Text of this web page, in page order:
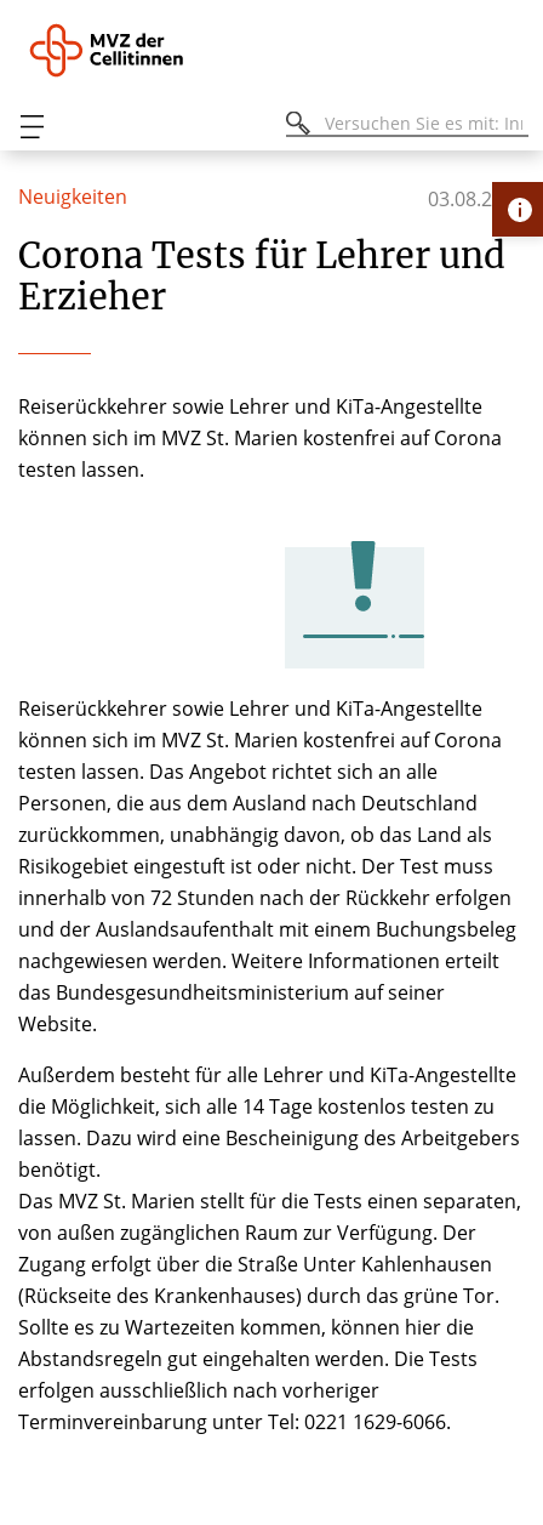
Neuigkeiten 03.08.2020
Corona Tests für Lehrer und
Erzieher
Reiserückkehrer sowie Lehrer und KiTa-Angestellte
können sich im MVZ St. Marien kostenfrei auf Corona
testen lassen.
Reiserückkehrer sowie Lehrer und KiTa-Angestellte
können sich im MVZ St. Marien kostenfrei auf Corona
testen lassen. Das Angebot richtet sich an alle
Personen, die aus dem Ausland nach Deutschland
zurückkommen, unabhängig davon, ob das Land als
Risikogebiet eingestuft ist oder nicht. Der Test muss
innerhalb von 72 Stunden nach der Rückkehr erfolgen
und der Auslandsaufenthalt mit einem Buchungsbeleg
nachgewiesen werden. Weitere Informationen erteilt
das Bundesgesundheitsministerium auf seiner
Website.
Außerdem besteht für alle Lehrer und KiTa-Angestellte
die Möglichkeit, sich alle 14 Tage kostenlos testen zu
lassen. Dazu wird eine Bescheinigung des Arbeitgebers
benötigt.
Das MVZ St. Marien stellt für die Tests einen separaten,
von außen zugänglichen Raum zur Verfügung. Der
Zugang erfolgt über die Straße Unter Kahlenhausen
(Rückseite des Krankenhauses) durch das grüne Tor.
Sollte es zu Wartezeiten kommen, können hier die
Abstandsregeln gut eingehalten werden. Die Tests
erfolgen ausschließlich nach vorheriger
Terminvereinbarung unter Tel: 0221 1629-6066.